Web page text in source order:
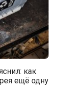
как
ещё одну